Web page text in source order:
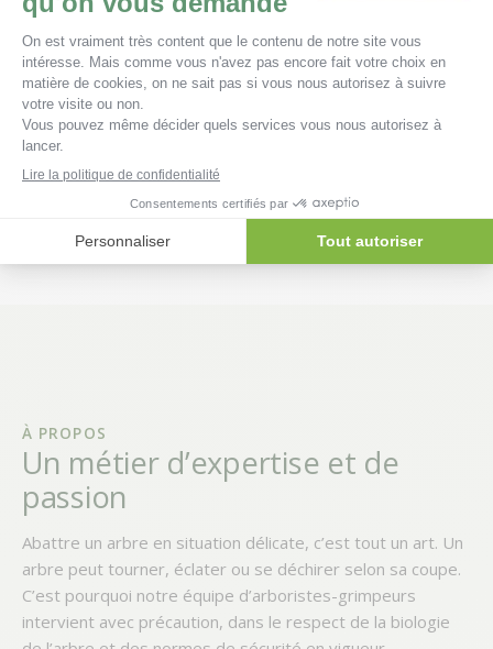
★★★★★
« Très bon contact, conseils pertinents sur le
délierrage de mes arbres. On voit que c’est du vrai
métier. Merci à toute l’équipe ! »
Catherine V.
Il y a 1 mois · Wavre
À PROPOS
Un métier d’expertise et de
passion
Abattre un arbre en situation délicate, c’est tout un art. Un
arbre peut tourner, éclater ou se déchirer selon sa coupe.
C’est pourquoi notre équipe d’arboristes-grimpeurs
intervient avec précaution, dans le respect de la biologie